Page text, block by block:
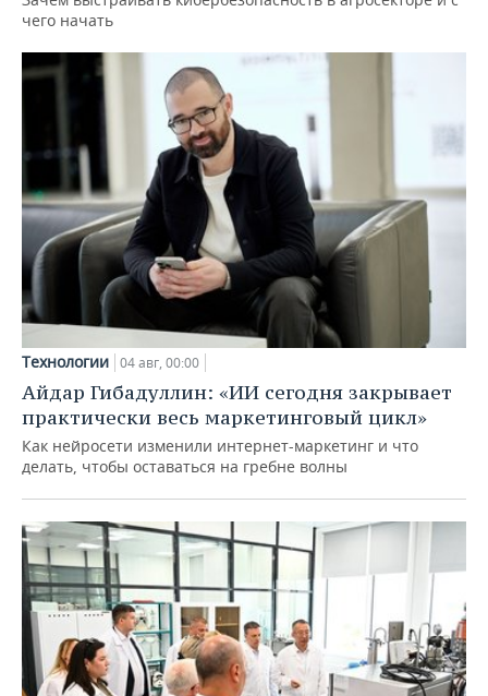
чего начать
Технологии 04 авг, 00:00
Айдар Гибадуллин: «ИИ сегодня закрывает
практически весь маркетинговый цикл»
Как нейросети изменили интернет-маркетинг и что
делать, чтобы оставаться на гребне волны